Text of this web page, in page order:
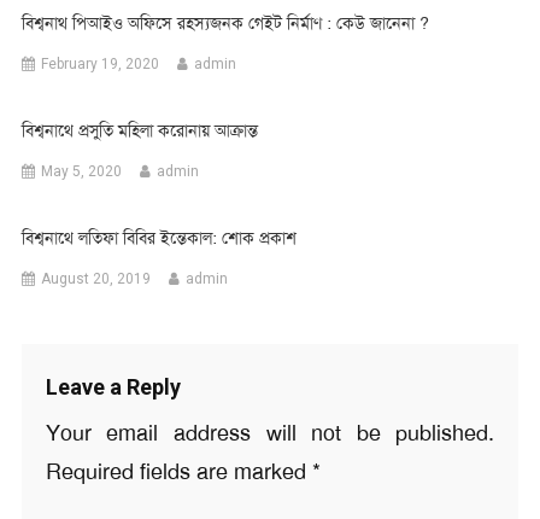
বিশ্বনাথ পিআইও অফিসে রহস্যজনক গেইট নির্মাণ : কেউ জানেনা ?
February 19, 2020 admin
বিশ্বনাথে প্রসুতি মহিলা করোনায় আক্রান্ত
May 5, 2020 admin
বিশ্বনাথে লতিফা বিবির ইন্তেকাল: শোক প্রকাশ
August 20, 2019 admin
Leave a Reply
Your email address will not be published.
Required fields are marked *